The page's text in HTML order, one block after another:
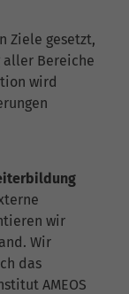
Ziele gesetzt,
aller Bereiche
wird
wir
Wir
das
AMEOS